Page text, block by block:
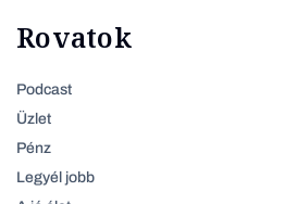
Rovatok
Podcast
Üzlet
Pénz
Legyél jobb